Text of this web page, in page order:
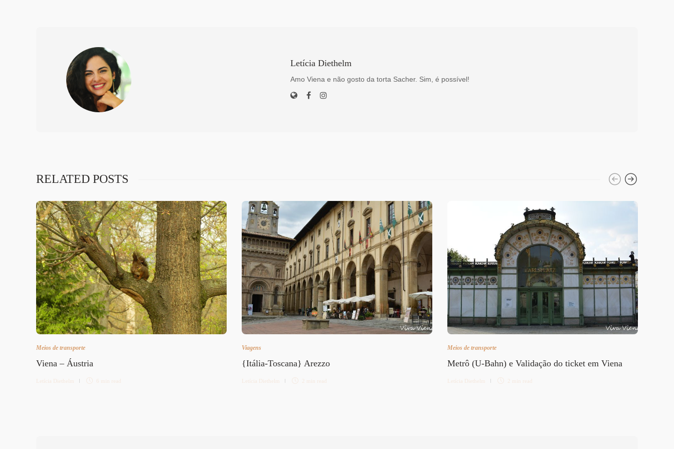
Letícia Diethelm
Amo Viena e não gosto da torta Sacher. Sim, é possível!
RELATED POSTS
Meios de transporte
Viena – Áustria
Letícia Diethelm 6 min read
Viagens
{Itália-Toscana} Arezzo
Letícia Diethelm 2 min read
Meios de transporte
Metrô (U-Bahn) e Validação do ticket em Viena
Letícia Diethelm 2 min read